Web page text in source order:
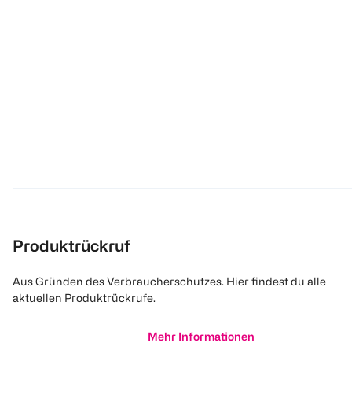
Produktrückruf
Aus Gründen des Verbraucherschutzes. Hier findest du alle
aktuellen Produktrückrufe.
Mehr Informationen